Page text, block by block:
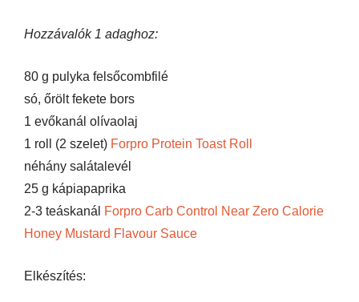
Hozzávalók 1 adaghoz:
80 g pulyka felsőcombfilé
só, őrölt fekete bors
1 evőkanál olívaolaj
1 roll (2 szelet) Forpro Protein Toast Roll
néhány salátalevél
25 g kápiapaprika
2-3 teáskanál
Forpro Carb Control Near Zero Calorie
Honey Mustard Flavour Sauce
Elkészítés: